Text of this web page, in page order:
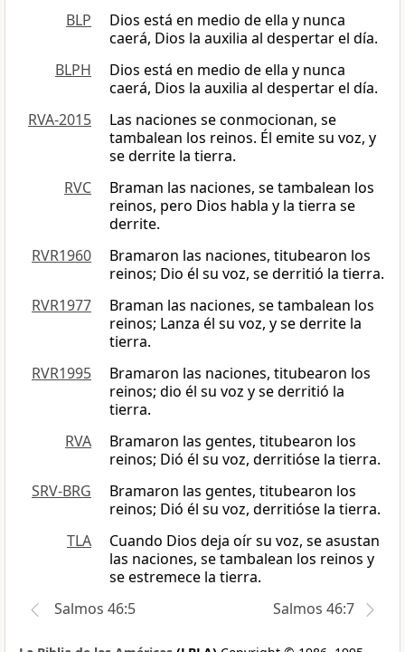
BLP
Dios está en medio de ella y nunca
caerá, Dios la auxilia al despertar el día.
BLPH
Dios está en medio de ella y nunca
caerá, Dios la auxilia al despertar el día.
RVA-2015
Las naciones se conmocionan, se
tambalean los reinos. Él emite su voz, y
se derrite la tierra.
RVC
Braman las naciones, se tambalean los
reinos, pero Dios habla y la tierra se
derrite.
RVR1960
Bramaron las naciones, titubearon los
reinos; Dio él su voz, se derritió la tierra.
RVR1977
Braman las naciones, se tambalean los
reinos; Lanza él su voz, y se derrite la
tierra.
RVR1995
Bramaron las naciones, titubearon los
reinos; dio él su voz y se derritió la
tierra.
RVA
Bramaron las gentes, titubearon los
reinos; Dió él su voz, derritióse la tierra.
SRV-BRG
Bramaron las gentes, titubearon los
reinos; Dió él su voz, derritióse la tierra.
TLA
Cuando Dios deja oír su voz, se asustan
las naciones, se tambalean los reinos y
se estremece la tierra.
Salmos 46:5
Salmos 46:7